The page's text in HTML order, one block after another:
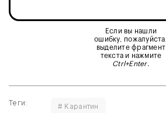
Если вы нашли
ошибку, пожалуйста,
выделите фрагмент
текста и нажмите
Ctrl+Enter.
Теги: # Карантин